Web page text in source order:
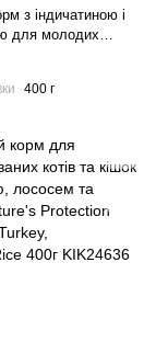
з індичатиною і
для молодих
Protection
400г
400 г